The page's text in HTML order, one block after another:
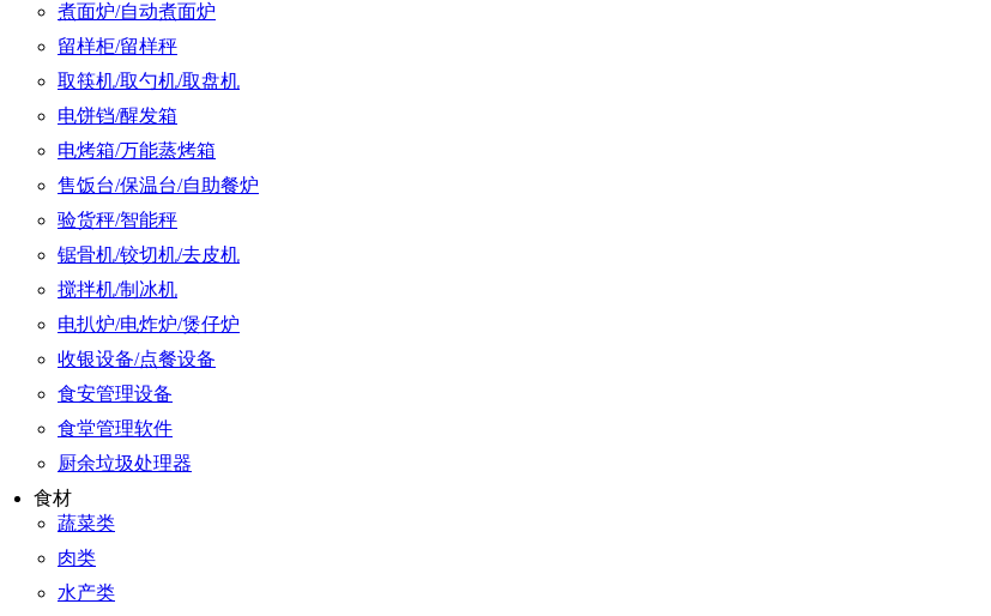
煮面炉/自动煮面炉
留样柜/留样秤
取筷机/取勺机/取盘机
电饼铛/醒发箱
电烤箱/万能蒸烤箱
售饭台/保温台/自助餐炉
验货秤/智能秤
锯骨机/铰切机/去皮机
搅拌机/制冰机
电扒炉/电炸炉/煲仔炉
收银设备/点餐设备
食安管理设备
食堂管理软件
厨余垃圾处理器
食材
蔬菜类
肉类
水产类